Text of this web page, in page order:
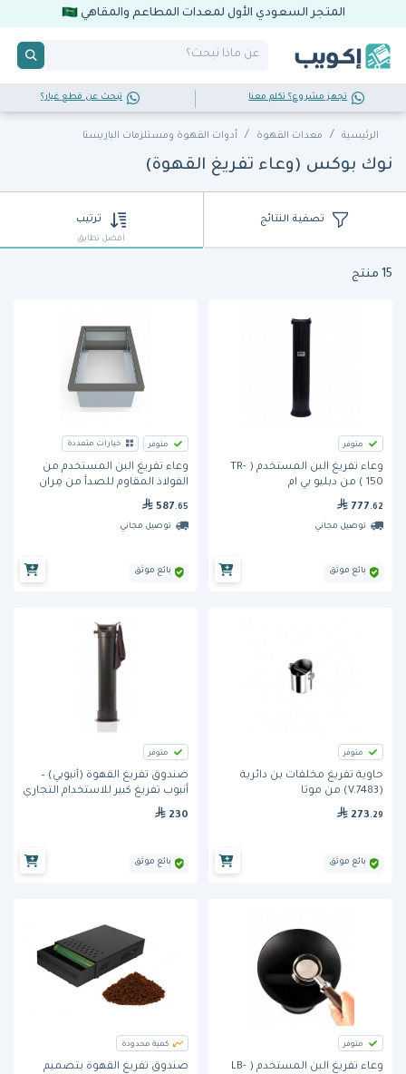
المتجر السعودي الأول لمعدات المطاعم والمقاهي
تجهز مشروع؟ تكلم معنا تبحث عن قطع غيار؟
الرئيسية معدات القهوة أدوات القهوة ومستلزمات الباريستا
نوك بوكس (وعاء تفريغ القهوة)
تصفية النتائج ترتيب
أفضل تطابق
15 منتج
متوفر
وعاء تفريغ البن المستخدم ( TR-
150 ) من دبليو بي ام
777 .62
توصيل مجاني
بائع موثق
متوفر خيارات متعددة
وعاء تفريغ البن المستخدم من
الفولاذ المقاوم للصدأ من مِران
587 .65
توصيل مجاني
بائع موثق
متوفر
حاوية تفريغ مخلفات بن دائرية
(V.7483) من موتا
273 .29
بائع موثق
متوفر
صندوق تفريغ القهوة (أنبوبي) –
أنبوب تفريغ كبير للاستخدام التجاري
من نوع باريستا، مزوّد بقطعة
قماش باريستا بنية اللون
230
بائع موثق
متوفر
وعاء تفريغ البن المستخدم ( LB-
كمية محدودة
صندوق تفريغ القهوة بتصميم